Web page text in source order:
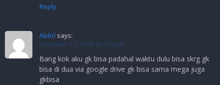
Reply
Nabil says:
December 17, 2018 at 3:24 pm
Bang kok aku gk bisa padahal waktu dulu bisa skrg gk
bisa di dua via google drive gk bisa sama mega juga
gkbisa